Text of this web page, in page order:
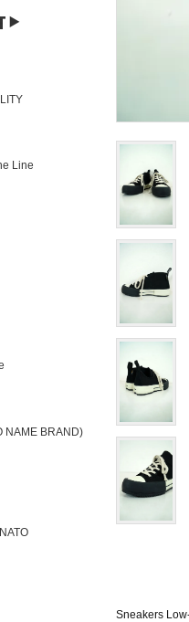
Sneakers
▶️
Line
NAME BRAND)